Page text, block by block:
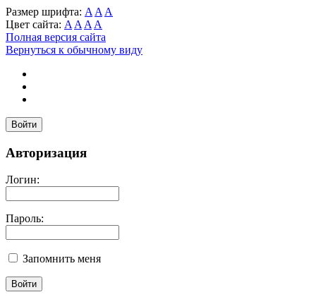
Размер шрифта: A A A
Цвет сайта: A A A A
Полная версия сайта
Вернуться к обычному виду
Войти
Авторизация
Логин:
Пароль:
Запомнить меня